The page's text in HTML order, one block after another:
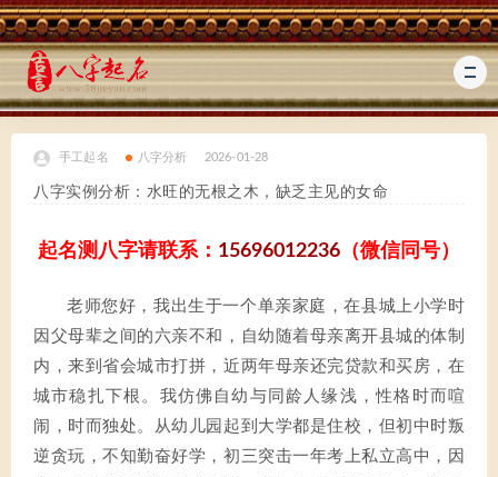
手工起名 八字分析 2026-01-28
八字实例分析：水旺的无根之木，缺乏主见的女命
起名测八字请联系： 15696012236 （微信同号）
老师您好，我出生于一个单亲家庭，在县城上小学时
因父母辈之间的六亲不和，自幼随着母亲离开县城的体制
内，来到省会城市打拼，近两年母亲还完贷款和买房，在
城市稳扎下根。我仿佛自幼与同龄人缘浅，性格时而喧
闹，时而独处。从幼儿园起到大学都是住校，但初中时叛
逆贪玩，不知勤奋好学，初三突击一年考上私立高中，因